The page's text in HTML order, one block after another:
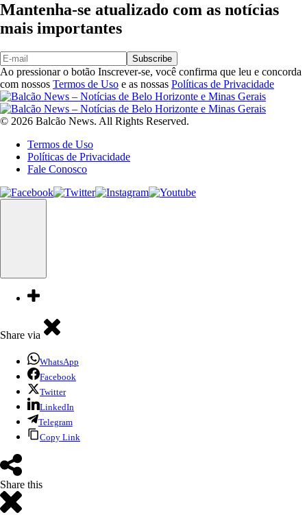
Mantenha-se atualizado com as notícias
mais importantes
Subscribe
Ao pressionar o botão Inscrever-se, você confirma que leu e concorda
com nossos Termos de Uso e as nossas Políticas de Privacidade
© 2026 Balcão News. All Rights Reserved.
Termos de Uso
Políticas de Privacidade
Fale Conosco
Share via
WhatsApp
Facebook
Twitter
LinkedIn
Telegram
Copy Link
Share this